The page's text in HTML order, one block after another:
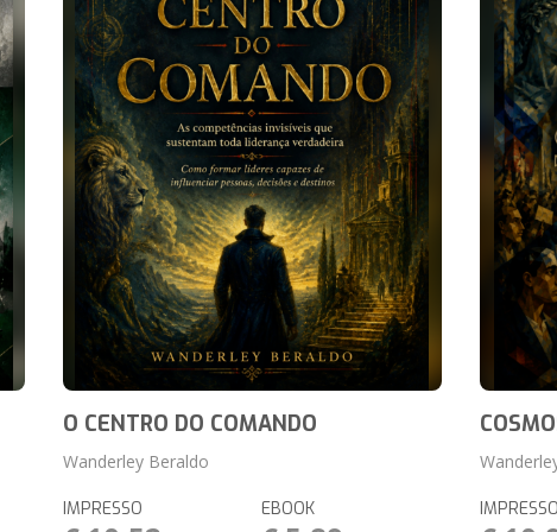
O CENTRO DO COMANDO
Wanderley Beraldo
IMPRESSO EBOOK IMPRESSO